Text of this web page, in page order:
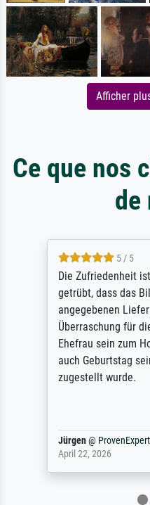
Afficher
Ce que nos
de
5 / 5
Die Zufriedenheit
getrübt, dass das
angegebenen
Überraschung für
Ehefrau sein zum
auch Geburtstag
zugestellt wurde.
Jürgen@ ProvenExpert
April 22, 2026